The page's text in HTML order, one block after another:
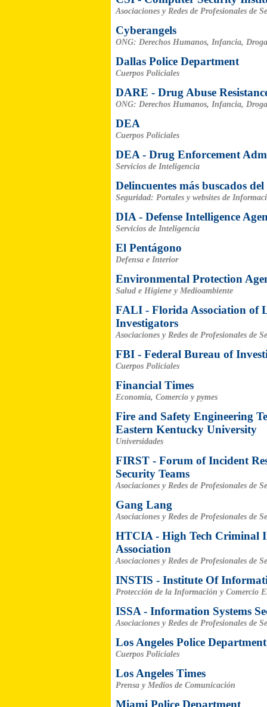
Asociaciones y Redes de Profesionales de
Cyberangels
ONG: Derechos Humanos, Infancia,
Dallas Police Department
Cuerpos Policiales
DARE - Drug Abuse
ONG: Derechos Humanos, Infancia,
DEA
Cuerpos Policiales
DEA - Drug Enforcement
Servicios de Inteligencia
Delincuentes más buscados
Seguridad: Portales y websites de
DIA - Defense Intelligence
Servicios de Inteligencia
El Pentágono
Defensa e Interior
Environmental Protection
Salud e Higiene y Medioambiente
FALI - Florida Association of
Investigators
Asociaciones y Redes de Profesionales de
FBI - Federal Bureau of
Cuerpos Policiales
Financial Times
Economía, Comercio y pymes
Fire and Safety Engineering
Eastern Kentucky University
Universidades
FIRST - Forum of Incident
Security Teams
Asociaciones y Redes de Profesionales de
Gang Lang
Asociaciones y Redes de Profesionales de
HTCIA - High Tech Criminal
Association
Asociaciones y Redes de Profesionales de
INSTIS - Institute Of
Protección de la Información y Comercio
ISSA - Information Systems
Asociaciones y Redes de Profesionales de
Los Angeles Police Department
Cuerpos Policiales
Los Angeles Times
Prensa y Medios de Comunicación
Miami Police Department